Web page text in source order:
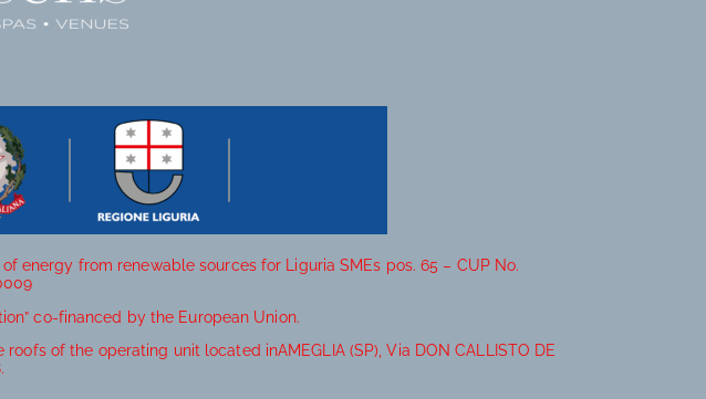
energy from renewable sources for Liguria SMEs pos. 65 – CUP No.
co-financed by the European Union.
of the operating unit located inAMEGLIA (SP), Via DON CALLISTO DE